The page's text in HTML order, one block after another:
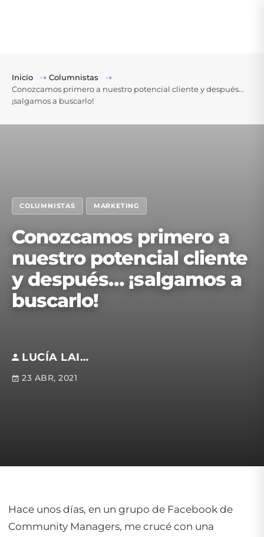
Inicio ⇢ Columnistas
⇢
Conozcamos primero a nuestro potencial cliente y después…
¡salgamos a buscarlo!
COLUMNISTAS MARKETING
Conozcamos primero a
nuestro potencial cliente
y después… ¡salgamos a
buscarlo!
LUCÍA LAISA
23 ABR, 2021
Hace unos días, en un grupo de Facebook de
Community Managers, me crucé con una